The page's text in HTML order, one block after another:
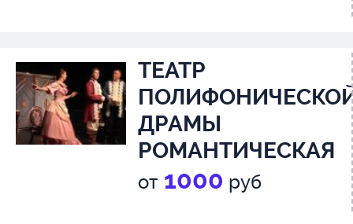
ТЕАТР
ДРАМЫ
РОМАНТИЧЕСКАЯ
КОМЕДИЯ по пьесе
от 1000 руб